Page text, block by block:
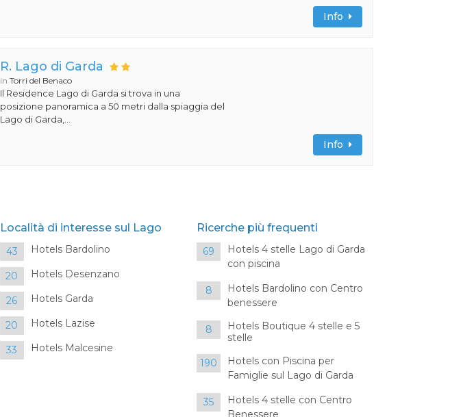
Info
R. Lago di Garda
inTorri del Benaco
Il Residence Lago di Garda si trova in una
posizione panoramica a 50 metri dalla spiaggia del
Lago di Garda,...
Info
Località di interesse sul Lago
43 Hotels Bardolino
20 Hotels Desenzano
26 Hotels Garda
20 Hotels Lazise
33 Hotels Malcesine
Ricerche più frequenti
69
Hotels 4 stelle Lago di Garda
con piscina
8
Hotels Bardolino con Centro
benessere
8
Hotels Boutique 4 stelle e 5
stelle
190
Hotels con Piscina per
Famiglie sul Lago di Garda
35
Hotels 4 stelle con Centro
Benessere